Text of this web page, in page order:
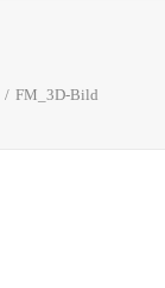
FM_3D-Bild